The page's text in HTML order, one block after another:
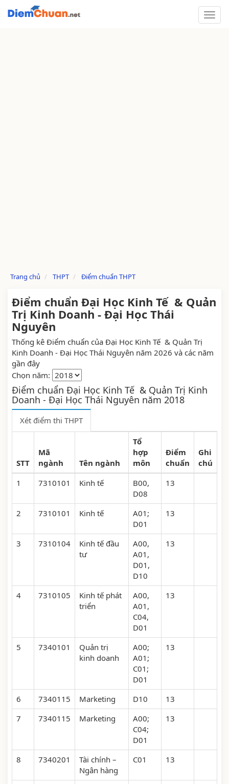
Trang chủ THPT Điểm chuẩn THPT
Điểm chuẩn Đại Học Kinh Tế & Quản
Trị Kinh Doanh - Đại Học Thái
Nguyên
Thống kê Điểm chuẩn của Đại Học Kinh Tế & Quản Trị
Kinh Doanh - Đại Học Thái Nguyên năm 2026 và các năm
gần đây
Chọn năm:
Điểm chuẩn Đại Học Kinh Tế & Quản Trị Kinh
Doanh - Đại Học Thái Nguyên năm 2018
Xét điểm thi THPT
STT
Mã
ngành
Tên ngành
Tổ
hợp
môn
Điểm
chuẩn
Ghi
chú
1
7310101 Kinh tế
B00,
D08
13
2 7310101 Kinh tế
A01;
D01
13
3 7310104
Kinh tế đầu
tư
A00,
A01,
D01,
D10
13
4 7310105
Kinh tế phát
triển
A00,
A01,
C04,
D01
13
5 7340101
Quản trị
kinh doanh
A00;
A01;
C01;
D01
13
6 7340115 Marketing D10
13
7
7340115 Marketing
A00;
C04;
D01
13
8 7340201
Tài chính –
Ngân hàng
C01 13